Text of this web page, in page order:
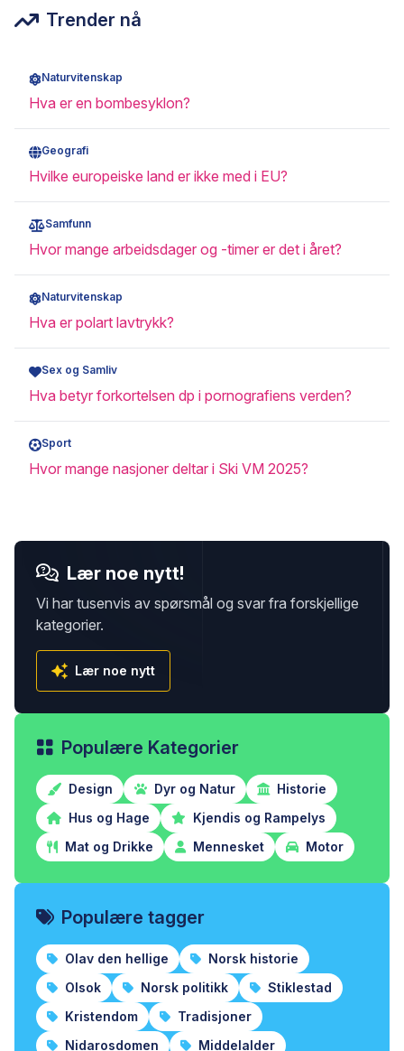
Trender nå
Naturvitenskap
Hva er en bombesyklon?
Geografi
Hvilke europeiske land er ikke med i EU?
Samfunn
Hvor mange arbeidsdager og -timer er det i året?
Naturvitenskap
Hva er polart lavtrykk?
Sex og Samliv
Hva betyr forkortelsen dp i pornografiens verden?
Sport
Hvor mange nasjoner deltar i Ski VM 2025?
Lær noe nytt!
Vi har tusenvis av spørsmål og svar fra forskjellige
kategorier.
Lær noe nytt
Populære Kategorier
Design Dyr og Natur
Historie
Hus og Hage
Kjendis og Rampelys
Mat og Drikke
Mennesket Motor
Populære tagger
Olav den hellige
Norsk historie
Olsok
Norsk politikk
Stiklestad
Kristendom
Tradisjoner
Nidarosdomen
Middelalder